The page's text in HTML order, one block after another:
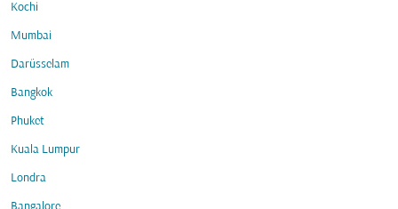
Kochi
Mumbai
Darüsselam
Bangkok
Phuket
Kuala Lumpur
Londra